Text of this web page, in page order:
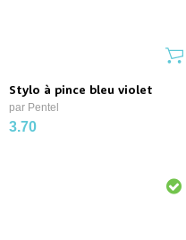
Stylo à pince bleu violet
par Pentel
3.70